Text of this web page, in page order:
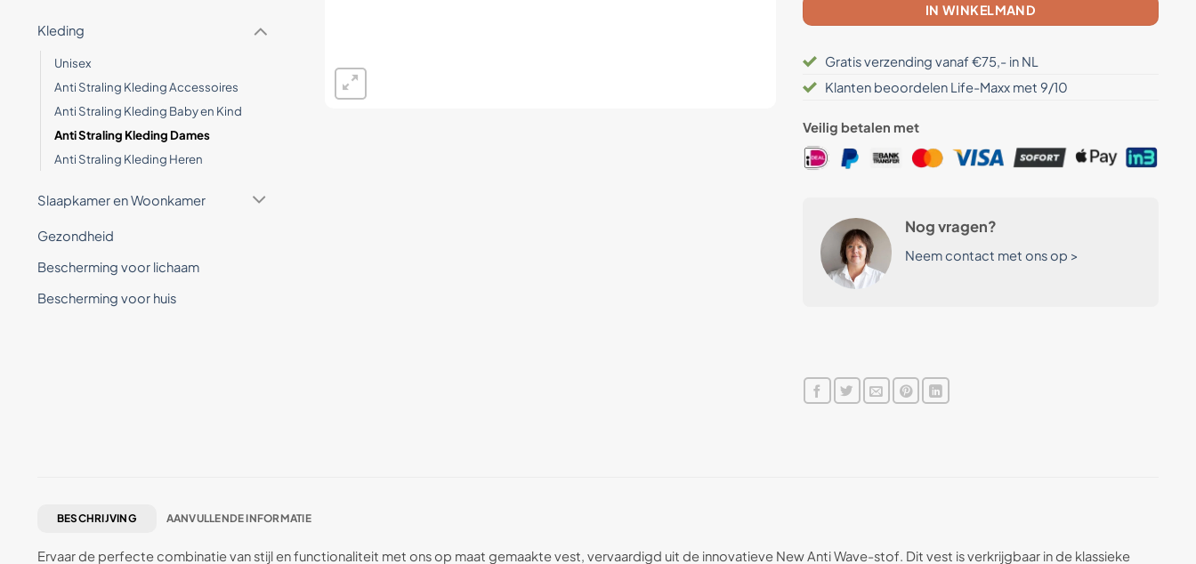
IN WINKELMAND
Gratis verzending vanaf €75,- in NL
Klanten beoordelen Life-Maxx met 9/10
Veilig betalen met
Nog vragen?
Neem contact met ons op >
Kleding
Unisex
Anti Straling Kleding Accessoires
Anti Straling Kleding Baby en Kind
Anti Straling Kleding Dames
Anti Straling Kleding Heren
Slaapkamer en Woonkamer
Gezondheid
Bescherming voor lichaam
Bescherming voor huis
BESCHRIJVING AANVULLENDE INFORMATIE
Ervaar de perfecte combinatie van stijl en functionaliteit met ons op maat gemaakte vest, vervaardigd uit de innovatieve New Anti Wave-stof. Dit vest is verkrijgbaar in de klassieke